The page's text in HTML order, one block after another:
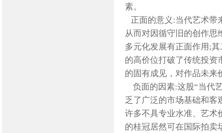
素。
正面的意义:当代艺术带
从而对因循守旧的创作思
多元化发展有正面作用;
的高价位打破了传统投资
的固有成见，对作品未来
负面的因素:这股“当代
乏了广泛的市场基础和客
许多不具专业水准、艺术
的桂冠居然可在国际拍卖